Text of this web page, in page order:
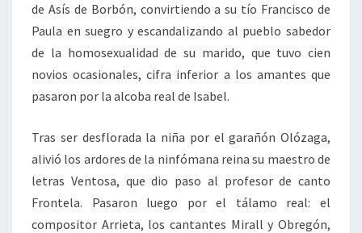
de Asís de Borbón, convirtiendo a su tío Francisco de
Paula en suegro y escandalizando al pueblo sabedor
de la homosexualidad de su marido, que tuvo cien
novios ocasionales, cifra inferior a los amantes que
pasaron por la alcoba real de Isabel.
Tras ser desflorada la niña por el garañón Olózaga,
alivió los ardores de la ninfómana reina su maestro de
letras Ventosa, que dio paso al profesor de canto
Frontela. Pasaron luego por el tálamo real: el
compositor Arrieta, los cantantes Mirall y Obregón,